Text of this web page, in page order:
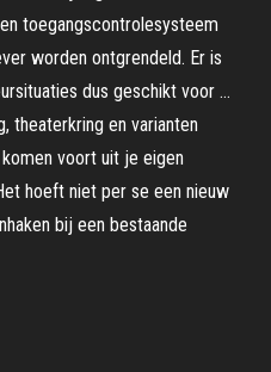
toegangscontrole­systeem
worden ont­grendeld. Er is
dus geschikt voor …
theaterkring en varianten
voort uit je eigen
hoeft niet per se een nieuw
bij een bestaande